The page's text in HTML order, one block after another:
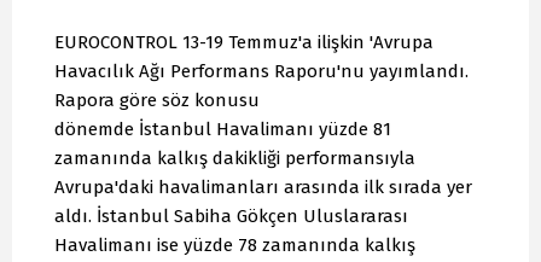
EUROCONTROL 13-19 Temmuz'a ilişkin 'Avrupa
Havacılık Ağı Performans Raporu'nu yayımlandı.
Rapora göre söz konusu
dönemde İstanbul Havalimanı yüzde 81
zamanında kalkış dakikliği performansıyla
Avrupa'daki havalimanları arasında ilk sırada yer
aldı. İstanbul Sabiha Gökçen Uluslararası
Havalimanı ise yüzde 78 zamanında kalkış